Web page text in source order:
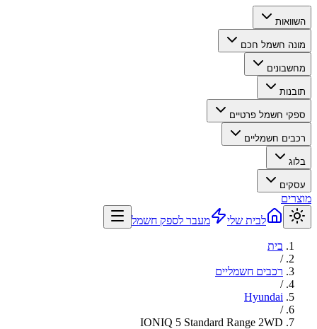
השוואות
מונה חשמל חכם
מחשבונים
תובנות
ספקי חשמל פרטיים
רכבים חשמליים
בלוג
עסקים
מוצרים
לבית שלי
מעבר לספק חשמל
בית
/
רכבים חשמליים
/
Hyundai
/
IONIQ 5 Standard Range 2WD